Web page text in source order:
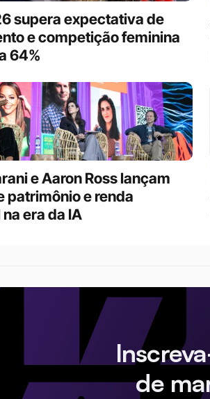
supera expectativa de
e competição feminina
64%
e Aaron Ross lançam
patrimônio e renda
era da IA
de